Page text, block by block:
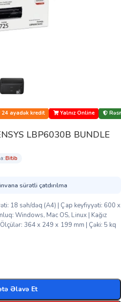
24 ayadək kredit Yalnız Online
LBP6030B BUNDLE
bi̇ti̇b
sürətli çatdırılma
18 səh/dəq (A4) | Çap keyfiyyəti: 600 x
Windows, Mac OS, Linux | Kağız
364 x 249 x 199 mm | Çəki: 5 kq
Əlavə Et